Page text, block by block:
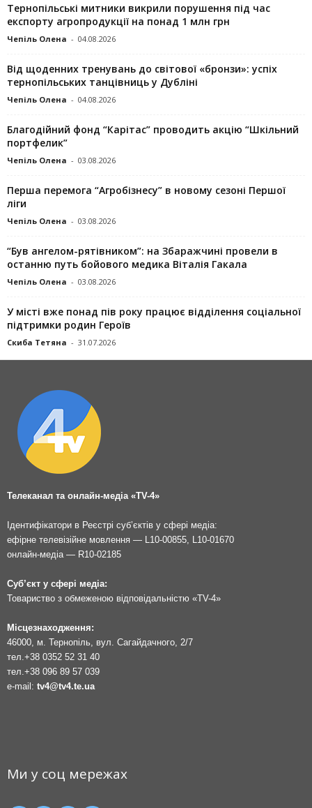
Тернопільські митники викрили порушення під час
експорту агропродукції на понад 1 млн грн
Чепіль Олена - 04.08.2026
Від щоденних тренувань до світової «бронзи»: успіх
тернопільських танцівниць у Дубліні
Чепіль Олена - 04.08.2026
Благодійний фонд “Карітас” проводить акцію “Шкільний
портфелик”
Чепіль Олена - 03.08.2026
Перша перемога “Агробізнесу” в новому сезоні Першої
ліги
Чепіль Олена - 03.08.2026
“Був ангелом-рятівником”: на Збаражчині провели в
останню путь бойового медика Віталія Гакала
Чепіль Олена - 03.08.2026
У місті вже понад пів року працює відділення соціальної
підтримки родин Героїв
Скиба Тетяна - 31.07.2026
Телеканал та онлайн-медіа «TV-4»
Ідентифікатори в Реєстрі суб’єктів у сфері медіа:
ефірне телевізійне мовлення — L10-00855, L10-01670
онлайн-медіа — R10-02185
Суб’єкт у сфері медіа:
Товариство з обмеженою відповідальністю «TV-4»
Місцезнаходження:
46000, м. Тернопіль, вул. Сагайдачного, 2/7
тел. +38 0352 52 31 40
тел. +38 096 89 57 039
e-mail: tv4@tv4.te.ua
Ми у соц мережах